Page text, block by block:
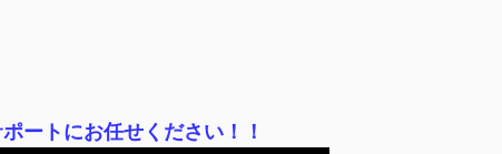
ートにお任せください！！